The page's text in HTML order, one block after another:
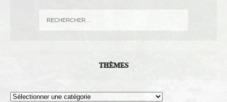
THÈMES
Thèmes